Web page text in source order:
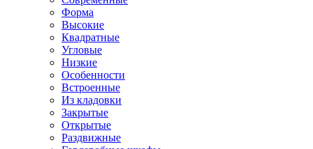
Форма
Высокие
Квадратные
Угловые
Низкие
Особенности
Встроенные
Из кладовки
Закрытые
Открытые
Раздвижные